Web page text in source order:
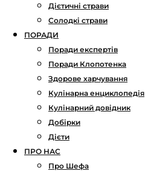
Дієтичні страви
Солодкі страви
ПОРАДИ
Поради експертів
Поради Клопотенка
Здорове харчування
Кулінарна енциклопедія
Кулінарний довідник
Добірки
Дієти
ПРО НАС
Про Шефа